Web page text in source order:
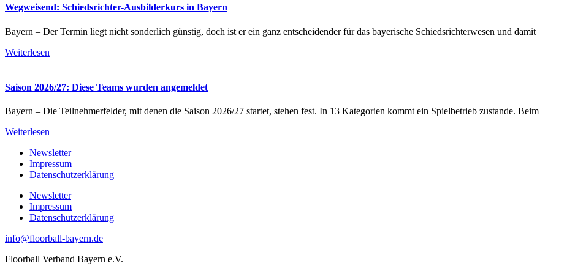
Wegweisend: Schiedsrichter-Ausbilderkurs in Bayern
Bayern – Der Termin liegt nicht sonderlich günstig, doch ist er ein ganz entscheidender für das bayerische Schiedsrichterwesen und damit
Weiterlesen
Saison 2026/27: Diese Teams wurden angemeldet
Bayern – Die Teilnehmerfelder, mit denen die Saison 2026/27 startet, stehen fest. In 13 Kategorien kommt ein Spielbetrieb zustande. Beim
Weiterlesen
Newsletter
Impressum
Datenschutzerklärung
Newsletter
Impressum
Datenschutzerklärung
info@floorball-bayern.de
Floorball Verband Bayern e.V.